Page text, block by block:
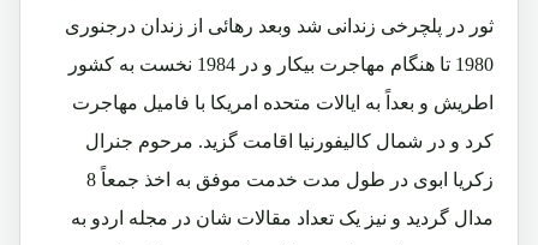
ثور در پلچرخی زندانی شد وبعد رهائی از زندان درجنوری
1980 تا هنگام مهاجرت بیکار و در 1984 نخست به کشور
اطریش و بعداً به ایالات متحده امریکا با فامیل مهاجرت
کرد و در شمال کالیفورنیا اقامت گزید. مرحوم جنرال
زکریا ابوی در طول مدت خدمت موفق به اخذ جمعاً 8
مدال گردید و نیز یک تعداد مقالات شان در مجله اردو به